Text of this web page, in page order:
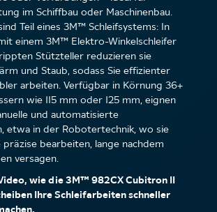
im Schiffbau oder Maschinenbau.
Teil eines 3M™ Schleifsystems: In
einem 3M™ Elektro-Winkelschleifer
Stützteller reduzieren sie
und Staub, sodass Sie effizienter
arbeiten. Verfügbar in Körnung 36+
wie 115 mm oder 125 mm, eignen
und automatisierte
etwa in der Robotertechnik, wo sie
bearbeiten, lange nachdem
versagen.
wie die 3M™ 982CX Cubitron II
Ihre Schleifarbeiten schneller